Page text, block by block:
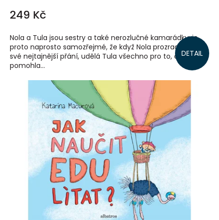
249 Kč
DETAIL
Nola a Tula jsou sestry a také nerozlučné kamarádky; je
proto naprosto samozřejmé, že když Nola prozradí Tule
své nejtajnější přání, udělá Tula všechno pro to, aby jí ho
pomohla...